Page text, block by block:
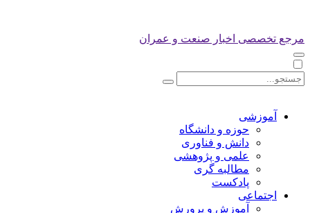
مرجع تخصصی اخبار صنعت و عمران
آموزشی
حوزه و دانشگاه
دانش و فناوری
علمی و پژوهشی
مطالبه گری
پادکست
اجتماعی
آموزش و پرورش